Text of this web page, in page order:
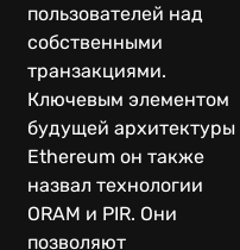
пользователей над
собственными
транзакциями.
Ключевым элементом
будущей архитектуры
Ethereum он также
назвал технологии
ORAM и PIR. Они
позволяют